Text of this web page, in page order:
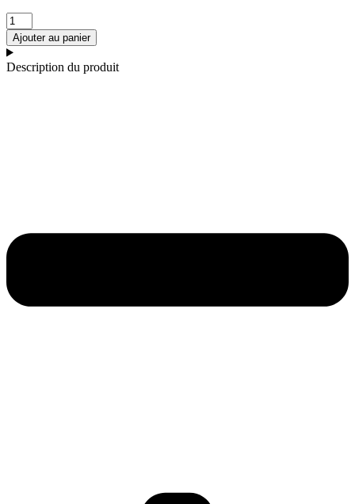
quantité
de
Petit
pot
ergonomique
Ajouter au panier
Description du produit